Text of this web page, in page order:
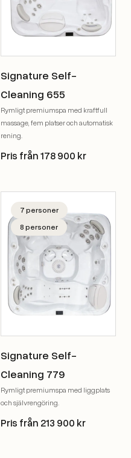
Signature Self-
Cleaning 655
Rymligt premiumspa med kraftfull
massage, fem platser och automatisk
rening.
Pris från 178 900 kr
7 personer
8 personer
Signature Self-
Cleaning 779
Rymligt premiumspa med liggplats
och självrengöring.
Pris från 213 900 kr